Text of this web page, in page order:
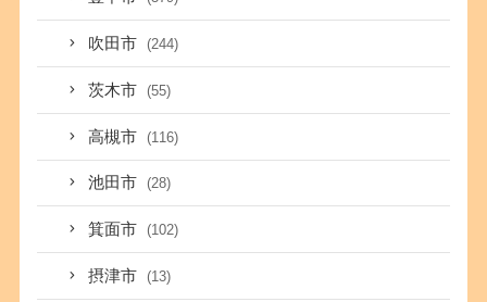
吹田市 (244)
茨木市 (55)
高槻市 (116)
池田市 (28)
箕面市 (102)
摂津市 (13)